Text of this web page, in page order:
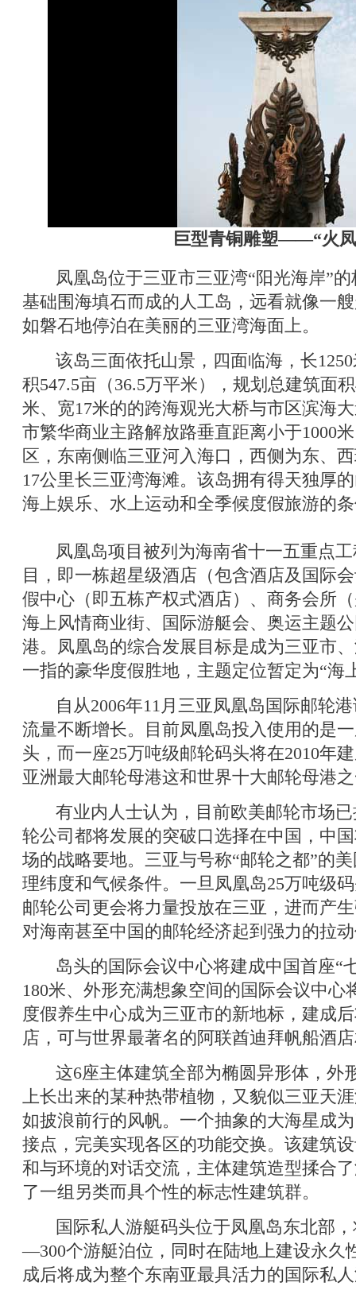
巨型青铜雕塑——“火
凤凰岛位于三亚市三亚湾“阳光海岸”的
基础围海填石而成的人工岛，远看就像一
如磐石地停泊在美丽的三亚湾海面上。
该岛三面依托山景，四面临海，长1250
积547.5亩（36.5万平米），规划总建筑面
米、宽17米的的跨海观光大桥与市区滨海
市繁华商业主路解放路垂直距离小于1000
区，东南侧临三亚河入海口，西侧为东、
17公里长三亚湾海滩。该岛拥有得天独厚
海上娱乐、水上运动和全季候度假旅游的
凤凰岛项目被列为海南省十一五重点工
目，即一栋超星级酒店（包含酒店及国际
假中心（即五栋产权式酒店）、商务会所
海上风情商业街、国际游艇会、奥运主题
港。凤凰岛的综合发展目标是成为三亚市
一指的豪华度假胜地，主题定位暂定为“海
自从2006年11月三亚凤凰岛国际邮轮港
流量不断增长。目前凤凰岛投入使用的是
头，而一座25万吨级邮轮码头将在2010年
亚洲最大邮轮母港这和世界十大邮轮母港
有业内人士认为，目前欧美邮轮市场已
轮公司都将发展的突破口选择在中国，中
场的战略要地。三亚与号称“邮轮之都”的
理纬度和气候条件。一旦凤凰岛25万吨级
邮轮公司更会将力量投放在三亚，进而产
对海南甚至中国的邮轮经济起到强力的拉
岛头的国际会议中心将建成中国首座“
180米、外形充满想象空间的国际会议中心
度假养生中心成为三亚市的新地标，建成
店，可与世界最著名的阿联酋迪拜帆船酒
这6座主体建筑全部为椭圆异形体，外
上长出来的某种热带植物，又貌似三亚天
如披浪前行的风帆。一个抽象的大海星成
接点，完美实现各区的功能交换。该建筑
和与环境的对话交流，主体建筑造型揉合
了一组另类而具个性的标志性建筑群。
国际私人游艇码头位于凤凰岛东北部，
—300个游艇泊位，同时在陆地上建设永久
成后将成为整个东南亚最具活力的国际私